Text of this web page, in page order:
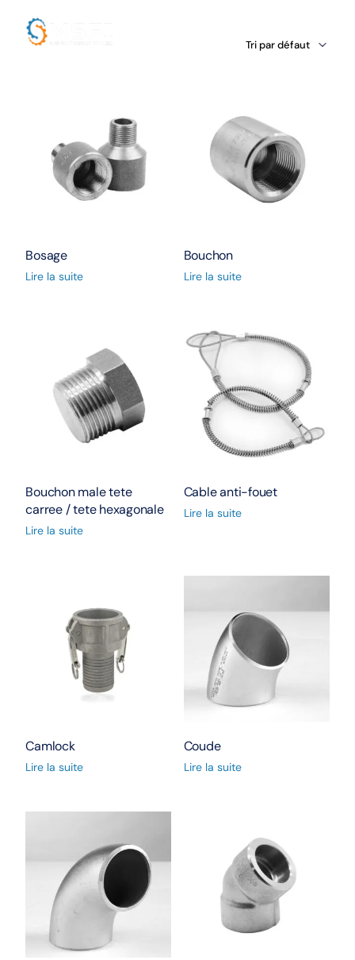
Bosage
Lire la suite
Bouchon
Lire la suite
Bouchon male tete
carree / tete hexagonale
Lire la suite
Cable anti-fouet
Lire la suite
Camlock
Lire la suite
Coude
Lire la suite